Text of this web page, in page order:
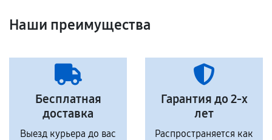
Наши преимущества
Бесплатная
доставка
Выезд курьера до вас
Гарантия до 2-х
лет
Распространяется как